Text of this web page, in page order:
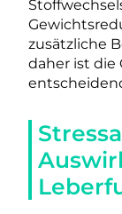
zusätzliche
daher ist die